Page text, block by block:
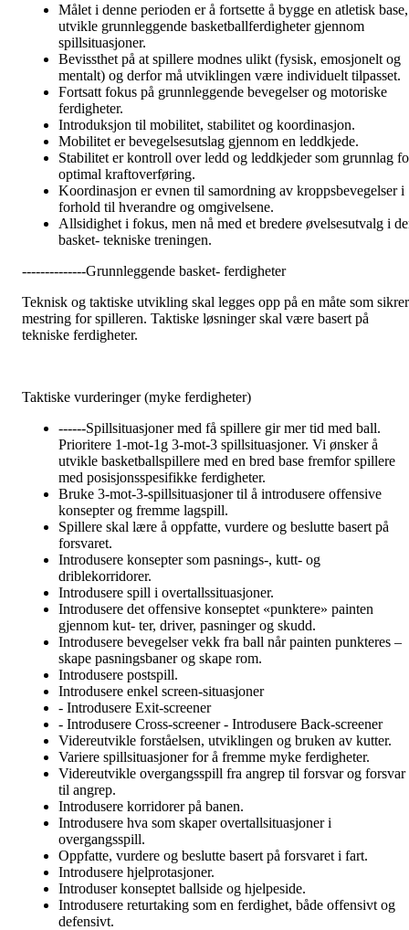
Målet i denne perioden er å fortsette å bygge en atletisk base,
utvikle grunnleggende basketballferdigheter gjennom
spillsituasjoner.
Bevissthet på at spillere modnes ulikt (fysisk, emosjonelt og
mentalt) og derfor må utviklingen være individuelt tilpasset.
Fortsatt fokus på grunnleggende bevegelser og motoriske
ferdigheter.
Introduksjon til mobilitet, stabilitet og koordinasjon.
Mobilitet er bevegelsesutslag gjennom en leddkjede.
Stabilitet er kontroll over ledd og leddkjeder som grunnlag
optimal kraftoverføring.
Koordinasjon er evnen til samordning av kroppsbevegelser i
forhold til hverandre og omgivelsene.
Allsidighet i fokus, men nå med et bredere øvelsesutvalg i
basket- tekniske treningen.
--------------Grunnleggende basket- ferdigheter
Teknisk og taktiske utvikling skal legges opp på en måte som sikrer
mestring for spilleren. Taktiske løsninger skal være basert på
tekniske ferdigheter.
Taktiske vurderinger (myke ferdigheter)
------Spillsituasjoner med få spillere gir mer tid med ball.
Prioritere 1-mot-1g 3-mot-3 spillsituasjoner. Vi ønsker å
utvikle basketballspillere med en bred base fremfor spillere
med posisjonsspesifikke ferdigheter.
Bruke 3-mot-3-spillsituasjoner til å introdusere offensive
konsepter og fremme lagspill.
Spillere skal lære å oppfatte, vurdere og beslutte basert på
forsvaret.
Introdusere konsepter som pasnings-, kutt- og
driblekorridorer.
Introdusere spill i overtallssituasjoner.
Introdusere det offensive konseptet «punktere» painten
gjennom kut- ter, driver, pasninger og skudd.
Introdusere bevegelser vekk fra ball når painten punkteres –
skape pasningsbaner og skape rom.
Introdusere postspill.
Introdusere enkel screen-situasjoner
- Introdusere Exit-screener
- Introdusere Cross-screener - Introdusere Back-screener
Videreutvikle forståelsen, utviklingen og bruken av kutter.
Variere spillsituasjoner for å fremme myke ferdigheter.
Videreutvikle overgangsspill fra angrep til forsvar og forsvar
til angrep.
Introdusere korridorer på banen.
Introdusere hva som skaper overtallsituasjoner i
overgangsspill.
Oppfatte, vurdere og beslutte basert på forsvaret i fart.
Introdusere hjelprotasjoner.
Introduser konseptet ballside og hjelpeside.
Introdusere returtaking som en ferdighet, både offensivt og
defensivt.